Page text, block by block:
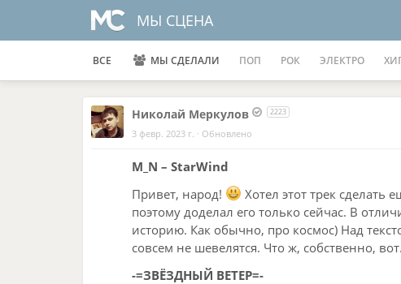
МЫ СЦЕНА
ВСЕ МЫ СДЕЛАЛИ ПОП РОК ЭЛЕКТРО
Николай Меркулов 2223
3 февр. 2023 г. · Обновлено
M_N – StarWind
Привет, народ!
Хотел этот трек сделать
поэтому доделал его только сейчас. В
историю. Как обычно, про космос) Над
совсем не шевелятся. Что ж, собственно,
-=ЗВЁЗДНЫЙ ВЕТЕР=-